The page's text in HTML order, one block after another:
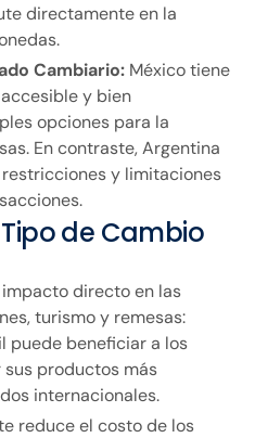
directamente en la
Cambiario: México tiene
y bien
opciones para la
En contraste, Argentina
y limitaciones
de Cambio
directo en las
turismo y remesas:
puede beneficiar a los
sus productos más
internacionales.
reduce el costo de los